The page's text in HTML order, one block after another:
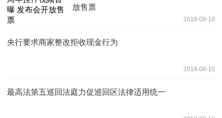
放售票
2018-08-10
央行要求商家整改拒收现金行为
2018-08-10
最高法第五巡回法庭力促巡回区法律适用统一